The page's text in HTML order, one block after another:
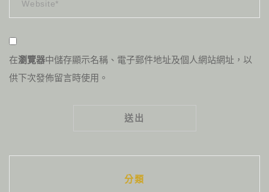
在瀏覽器中儲存顯示名稱、電子郵件地址及個人網站網址，以
供下次發佈留言時使用。
分類